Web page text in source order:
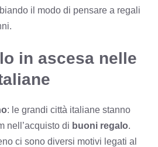
il modo di pensare a regali
in ascesa nelle
: le grandi città italiane stanno
nell’acquisto di buoni regalo.
ci sono diversi motivi legati al